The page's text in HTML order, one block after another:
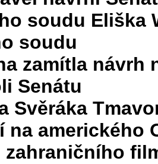
soudu Eliška
soudu
zamítla návrh
Senátu
Svěráka
na amerického
zahraničního